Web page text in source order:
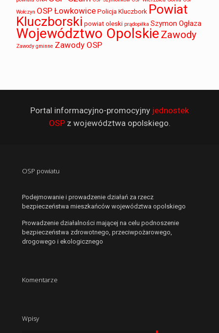
Wołczyn OSP Łowkowice Policja Kluczbork Powiat
Kluczborski powiat oleski prądopiłka Szymon Ogłaza
Województwo Opolskie Zawody
Zawody gminne Zawody OSP
Portal informacyjno-promocyjny jednostek
OSPz województwa opolskiego.
OSP powiatu
Podejmowanie i prowadzenie działań za rzecz
bezpieczeństwa mieszkańców województwa opolskiego
Prowadzenie działalności mającej na celu podnoszenie
bezpieczeństwa zdrowotnego, przeciwpożarowego,
drogowego i ekologicznego
Komentarze
Wpisy